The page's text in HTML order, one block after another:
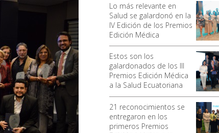
Lo más relevante en
Salud se galardonó en la
IV Edición de los Premios
Edición Médica
Estos son los
galardonados de los III
Premios Edición Médica
a la Salud Ecuatoriana
21 reconocimientos se
entregaron en los
primeros Premios